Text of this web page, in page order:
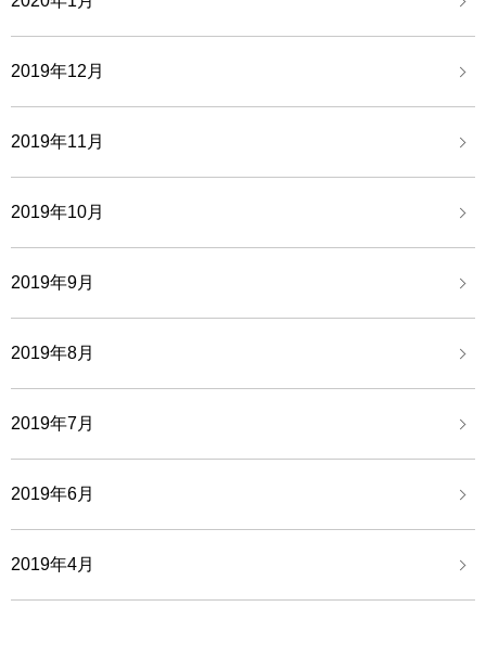
2019年12月
2019年11月
2019年10月
2019年9月
2019年8月
2019年7月
2019年6月
2019年4月